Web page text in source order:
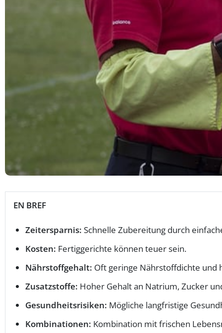
EN BREF
Zeitersparnis: Schnelle Zubereitung durch
Kosten: Fertiggerichte können teuer sein.
Nährstoffgehalt: Oft geringe Nährstoffdichte und
Zusatzstoffe: Hoher Gehalt an Natrium, Zucker
Gesundheitsrisiken: Mögliche langfristige
Kombinationen: Kombination mit frischen